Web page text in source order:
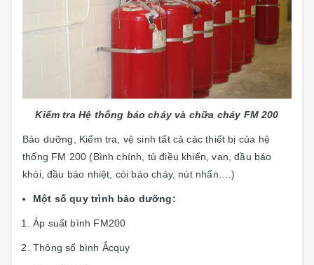
Kiểm tra Hệ thống báo cháy và chữa cháy FM 200
Bảo dưỡng, Kiểm tra, vệ sinh tất cả các thiết bị của hệ
thống FM 200 (Bình chính, tủ điều khiển, van, đầu báo
khói, đầu báo nhiệt, còi báo cháy, nút nhấn….)
Một số quy trình bảo dưỡng:
Áp suất bình FM200
Thông số bình Ắcquy